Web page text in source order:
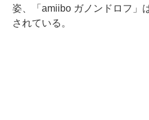
姿、「amiibo ガノンドロフ」
されている。